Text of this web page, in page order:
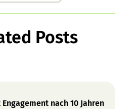
Posts
nach 10 Jahren